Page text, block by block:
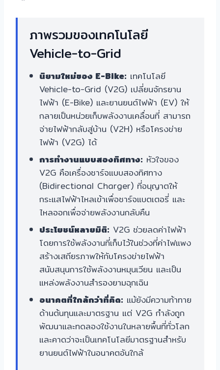
ภาพรวมของเทคโนโลยี
Vehicle-to-Grid
นิยามใหม่ของ E-Bike: เทคโนโลยี
Vehicle-to-Grid (V2G) เปลี่ยนจักรยาน
ไฟฟ้า (E-Bike) และยานยนต์ไฟฟ้า (EV) ให้
กลายเป็นหน่วยเก็บพลังงานเคลื่อนที่ สามารถ
จ่ายไฟฟ้ากลับสู่บ้าน (V2H) หรือโครงข่าย
ไฟฟ้า (V2G) ได้
การทำงานแบบสองทิศทาง: หัวใจของ
V2G คือเครื่องชาร์จแบบสองทิศทาง
(Bidirectional Charger) ที่อนุญาตให้
กระแสไฟฟ้าไหลเข้าเพื่อชาร์จแบตเตอรี่ และ
ไหลออกเพื่อจ่ายพลังงานกลับคืน
ประโยชน์หลายมิติ: V2G ช่วยลดค่าไฟฟ้า
โดยการใช้พลังงานที่เก็บไว้ในช่วงที่ค่าไฟแพง
สร้างเสถียรภาพให้กับโครงข่ายไฟฟ้า
สนับสนุนการใช้พลังงานหมุนเวียน และเป็น
แหล่งพลังงานสำรองยามฉุกเฉิน
อนาคตที่ใกล้กว่าที่คิด: แม้ยังมีความท้าทาย
ด้านต้นทุนและมาตรฐาน แต่ V2G กำลังถูก
พัฒนาและทดลองใช้งานในหลายพื้นที่ทั่วโลก
และคาดว่าจะเป็นเทคโนโลยีมาตรฐานสำหรับ
ยานยนต์ไฟฟ้าในอนาคตอันใกล้